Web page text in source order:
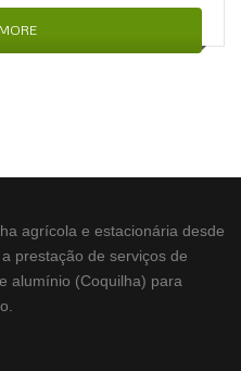
agrícola e estacionária desde
prestação de serviços de
alumínio (Coquilha) para